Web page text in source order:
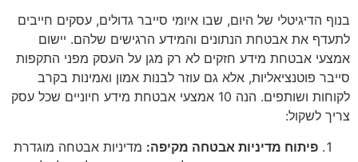
בנוף הדיגיטלי של היום, שבו איומי סייבר גדולים, עסקים חייבים
לתעדף את אבטחת הנתונים והמידע הרגישים שלהם. יישום
אמצעי אבטחת מידע חזקים לא רק מגן על העסק מפני התקפות
סייבר פוטנציאליות, אלא גם עוזר לבנות אמון ואמינות בקרב
לקוחות ושותפים. הנה 10 אמצעי אבטחת מידע חיוניים שכל עסק
צריך לשקול:
פיתוח מדיניות אבטחה מקיפה: מדיניות אבטחה מוגדרת